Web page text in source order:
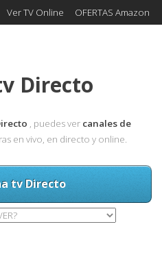
Ver TV Online OFERTAS Amazon
Directo
, puedes ver canales de
en vivo, en directo y online.
tv Directo